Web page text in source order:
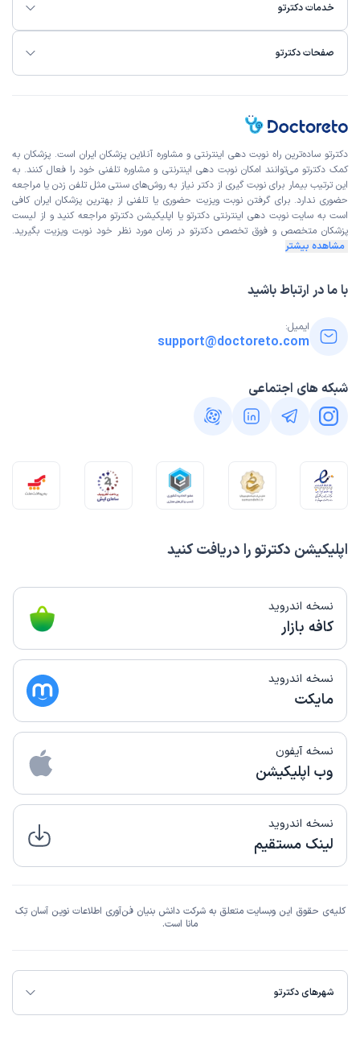
خدمات دکترتو
صفحات دکترتو
اپلیکیشن دکترتو را دریافت کنید
نسخه اندروید
کافه بازار
نسخه اندروید
مایکت
نسخه آیفون
وب اپلیکیشن
نسخه اندروید
لینک مستقیم
دکترتو ساده‌ترین راه نوبت‌ دهی اینترنتی و مشاوره آنلاین پزشکان ایران است. پزشکان به
کمک دکترتو می‌توانند امکان نوبت دهی اینترنتی و مشاوره تلفنی خود را فعال کنند. به
این ترتیب بیمار برای نوبت گیری از دکتر نیاز به روش‌های سنتی مثل تلفن زدن یا مراجعه
حضوری ندارد. برای گرفتن نوبت ویزیت حضوری یا تلفنی از بهترین پزشکان ایران کافی
است به سایت نوبت دهی اینترنتی دکترتو یا اپلیکیشن دکترتو مراجعه کنید و از لیست
پزشکان متخصص و فوق تخصص دکترتو در زمان مورد نظر خود نوبت ویزیت بگیرید.
مشاهده بیشتر
با ما در ارتباط باشید
ایمیل:
support@doctoreto.com
شبکه های اجتماعی
کلیه‌ی حقوق این وبسایت متعلق به شرکت دانش بنیان فن‌آوری اطلاعات نوین آسان تِک
مانا است.
شهرهای دکترتو